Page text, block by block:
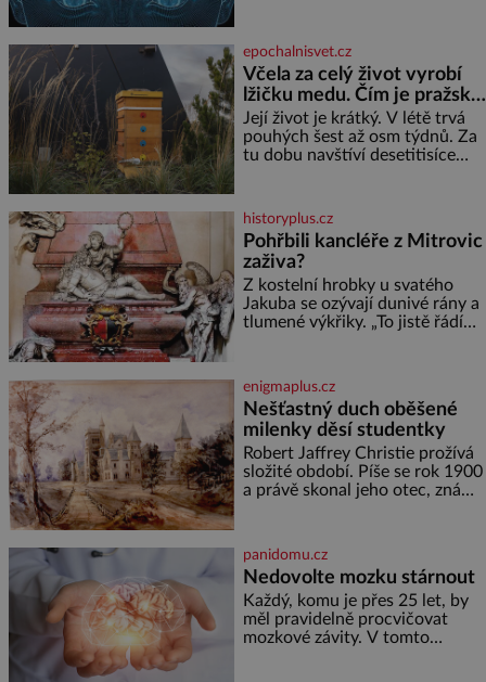
mzdová účetní a konec měsíce
je pro mě vždy velice psychicky
náročným obdobím. Od té
chvíle, co máme vnoučata, mi
dcera čím dál častěji volá o
pomoc, co se hlídání týče. Dalo
by se
epochalnisvet.cz
Včela za celý život vyrobí
lžičku medu. Čím je pražský
med ze střech tak ceněný?
Její život je krátký. V létě trvá
pouhých šest až osm týdnů. Za
tu dobu navštíví desetitisíce
medu – zhruba jednu čajovou
lžičku. Sama o sobě se může
zdát bezvýznamná. Teprve když
se spojí s dalšími desítkami tisíc
příslušnic svého včelstva,
vznikne jeden z
nejdokonalejších organismů
historyplus.cz
Pohřbili kancléře z Mitrovic
zaživa?
Z kostelní hrobky u svatého
Jakuba se ozývají dunivé rány a
tlumené výkřiky. „To jistě řádí
nikdo neodvážil podzemní
hrobku otevřít a její poklop tak
raději jen skrápí svěcenou
vodou. Za několik dní divné
burácení skutečně ustane. Když
o mnoho let později hrobku
enigmaplus.cz
Nešťastný duch oběšené
milenky děsí studentky
Robert Jaffrey Christie prožívá
složité období. Píše se rok 1900
a právě skonal jeho otec, známý
ale doprovázena ohromným
dědictvím
panidomu.cz
Nedovolte mozku stárnout
Každý, komu je přes 25 let, by
měl pravidelně procvičovat
mozkové závity. V tomto